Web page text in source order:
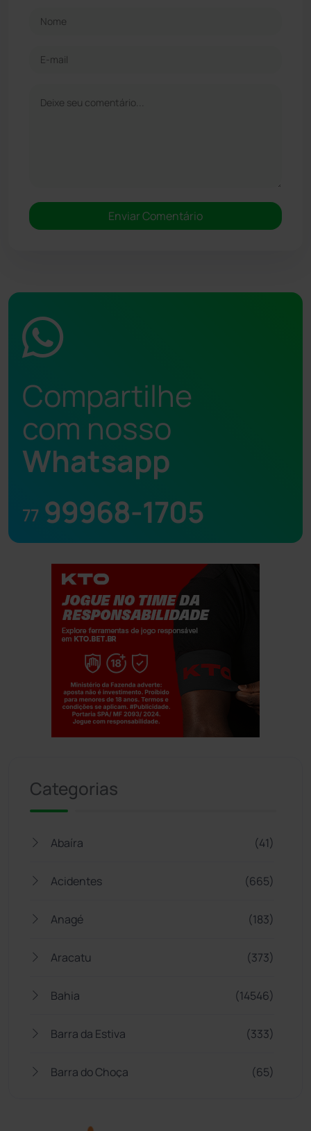
Compartilhe
com nosso
Whatsapp
77 99968-1705
Categorias
Abaíra (41)
Acidentes (665)
Anagé (183)
Aracatu (373)
Bahia (14546)
Barra da Estiva (333)
Barra do Choça (65)